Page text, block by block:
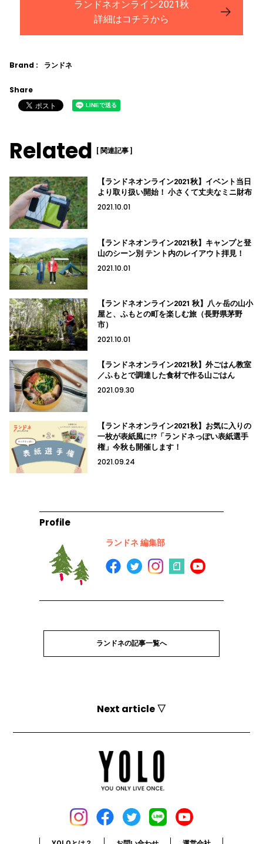
ランドネオンライン2021秋
詳細はコチラから
Brand : ランドネ
Share
Related [ 関連記事 ]
【ランドネオンライン2021秋】イベント当日
より取り扱い開始！ 小さくて丈夫なミニ財布
2021.10.01
【ランドネオンライン2021秋】キャンプと登
山のシーン別 テント内のレイアウト拝見！
2021.10.01
【ランドネオンライン2021 秋】八ヶ岳の山小
屋と、ふもとの町を楽しむ旅（長野県茅野
市）
2021.10.01
【ランドネオンライン2021秋】外ごはん教室
／ふもとで調達した食材で作る山ごはん
2021.09.30
【ランドネオンライン2021秋】お気に入りの
一枚が表紙風に⁉「ランドネっぽい表紙選手
権」今秋も開催します！
2021.09.24
Profile
ランドネ 編集部
ランドネの記事一覧へ
Next article ▽